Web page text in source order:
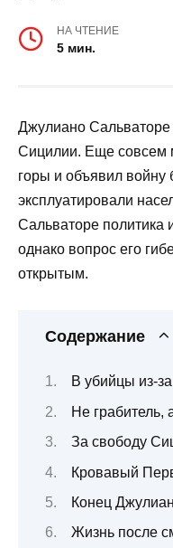
НА ЧТЕНИЕ
5 мин.
Джулиано Сальваторе
Сицилии. Еще совсем
горы и объявил войну
эксплуатировали
Сальваторе политика
однако вопрос его
открытым.
Содержание
В убийцы из-
Не грабитель,
За свободу
Кровавый
Конец
Жизнь после